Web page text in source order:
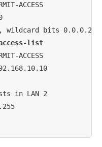
ACCESS
wildcard bits 0.0.0.255
list
ACCESS
in LAN 2